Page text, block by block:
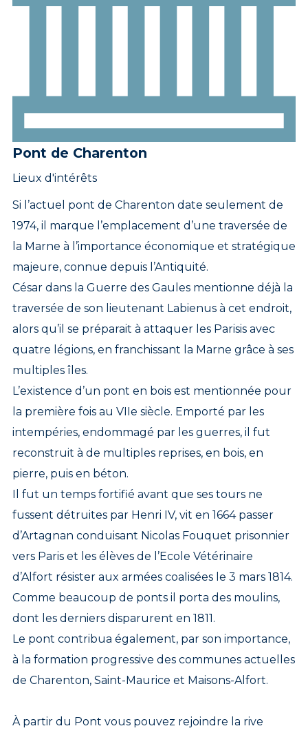
Pont de Charenton
Lieux d'intérêts
Si l’actuel pont de Charenton date seulement de
1974, il marque l’emplacement d’une traversée de
la Marne à l’importance économique et stratégique
majeure, connue depuis l’Antiquité.
César dans la Guerre des Gaules mentionne déjà la
traversée de son lieutenant Labienus à cet endroit,
alors qu’il se préparait à attaquer les Parisis avec
quatre légions, en franchissant la Marne grâce à ses
multiples îles.
L’existence d’un pont en bois est mentionnée pour
la première fois au VIIe siècle. Emporté par les
intempéries, endommagé par les guerres, il fut
reconstruit à de multiples reprises, en bois, en
pierre, puis en béton.
Il fut un temps fortifié avant que ses tours ne
fussent détruites par Henri IV, vit en 1664 passer
d’Artagnan conduisant Nicolas Fouquet prisonnier
vers Paris et les élèves de l’Ecole Vétérinaire
d’Alfort résister aux armées coalisées le 3 mars 1814.
Comme beaucoup de ponts il porta des moulins,
dont les derniers disparurent en 1811.
Le pont contribua également, par son importance,
à la formation progressive des communes actuelles
de Charenton, Saint-Maurice et Maisons-Alfort.
À partir du Pont vous pouvez rejoindre la rive